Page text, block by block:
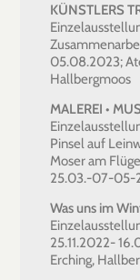
KÜNSTLERS
05.08.2023;
Hallbergmoos
MALEREI •
Pinsel auf
Moser am
25.03.-07-05-
Was uns im
25.11.2022-
Erching,